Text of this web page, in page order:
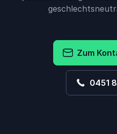
Zum
0451